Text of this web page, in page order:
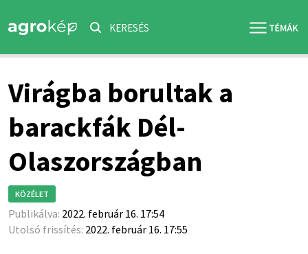
KERESÉS
Virágba borultak a
barackfák Dél-
Olaszországban
KÖZÉLET
Publikálva: 2022. február 16. 17:54
Utolsó frissítés: 2022. február 16. 17:55